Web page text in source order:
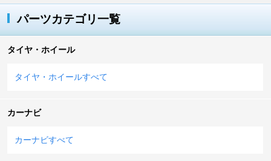
パーツカテゴリ一覧
タイヤ・ホイール
タイヤ・ホイールすべて
カーナビ
カーナビすべて